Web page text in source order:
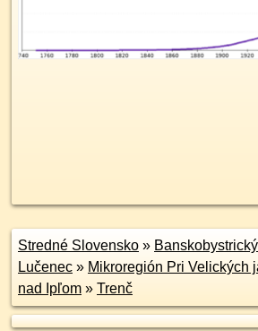
Stredné Slovensko »
Lučenec » Mikroregión Pri Velických
nad Ipľom » Trenč